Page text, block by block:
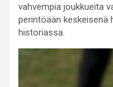
vahvempia joukkueita
perintöään keskeisenä
historiassa.